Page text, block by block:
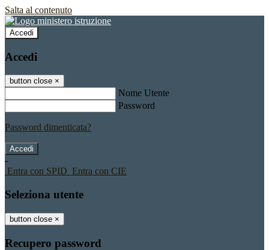
Salta al contenuto
Accedi
Accedi
button close ×
Nome Utente
Password
Password dimenticata?
-
Entra con SPID Entra con CIE
Seleziona utente
button close ×
Recupero password